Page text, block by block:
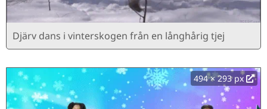
Djärv dans i vinterskogen från en långhårig tjej
494 × 293 px